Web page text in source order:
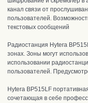
канал связи от
пользователей.
текстовых сообщений
Радиостанция Hytera
зонах. Зоны могут
использовании
пользователей.
Hytera BP515LF
сочетающая в себе